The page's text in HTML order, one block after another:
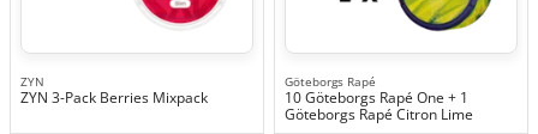
ZYN
ZYN 3-Pack Berries Mixpack
Göteborgs Rapé
10 Göteborgs Rapé One + 1
Göteborgs Rapé Citron Lime